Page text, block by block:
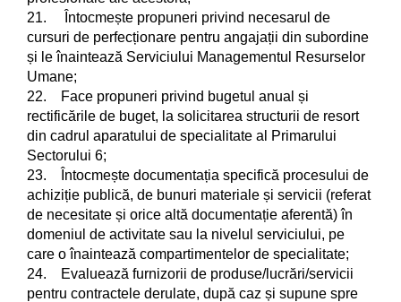
21. Întocmește propuneri privind necesarul de
cursuri de perfecționare pentru angajații din subordine
și le înaintează Serviciului Managementul Resurselor
Umane;
22. Face propuneri privind bugetul anual și
rectificările de buget, la solicitarea structurii de resort
din cadrul aparatului de specialitate al Primarului
Sectorului 6;
23. Întocmește documentația specifică procesului de
achiziție publică, de bunuri materiale și servicii (referat
de necesitate și orice altă documentație aferentă) în
domeniul de activitate sau la nivelul serviciului, pe
care o înaintează compartimentelor de specialitate;
24. Evaluează furnizorii de produse/lucrări/servicii
pentru contractele derulate, după caz și supune spre